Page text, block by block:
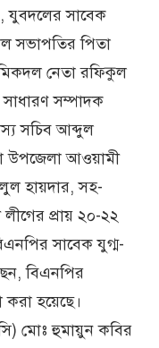
যুবদলের সাবেক
সভাপতির পিতা
নেতা রফিকুল
সম্পাদক
সচিব আব্দুল
উপজেলা আওয়ামী
হায়দার, সহ-
প্রায় ২০-২২
সাবেক যুগ্ম-
বিএনপির
হয়েছে।
মোঃ হুমায়ুন কবির